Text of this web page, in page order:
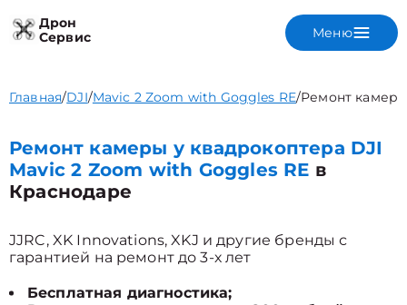
Дрон
Сервис
Меню
Главная/DJI/Mavic 2 Zoom with Goggles RE/Ремонт
Ремонт камеры у квадрокоптера DJI
Mavic 2 Zoom with Goggles RE в
Краснодаре
JJRC, XK Innovations, XKJ и другие бренды с
гарантией на ремонт до 3-х лет
Бесплатная диагностика;